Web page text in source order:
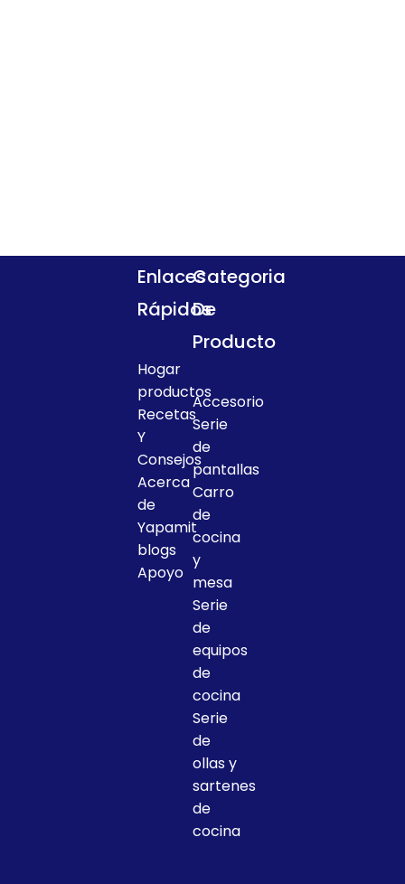
Enlaces
Rápidos
Hogar
productos
Recetas
Y
Consejos
Acerca
de
Yapamit
blogs
Apoyo
Categoria
De
Producto
Accesorio
Serie
de
pantallas
Carro
de
cocina
y
mesa
Serie
de
equipos
de
cocina
Serie
de
ollas y
sartenes
de
cocina